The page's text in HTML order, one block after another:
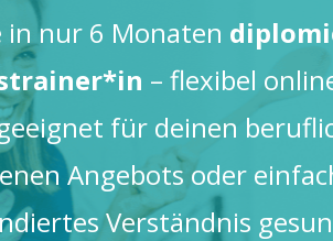
in nur 6 Monaten
– flexibel
für deinen
Angebots oder
Verständnis